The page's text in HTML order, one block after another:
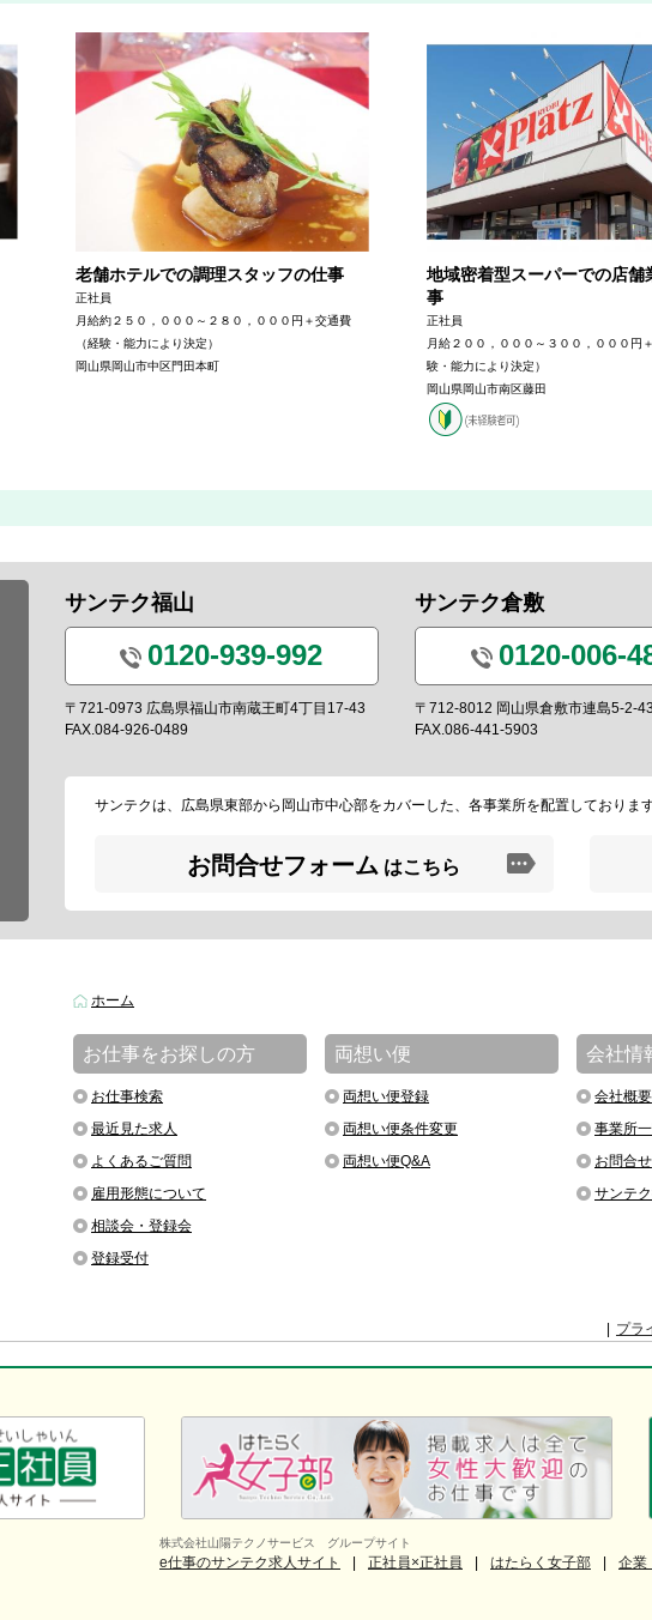
老舗ホテルでの調理スタッフの仕事
正社員
月給約２５０，０００～２８０，０００円＋交通費
（経験・能力により決定）
岡山県岡山市中区門田本町
地域密着型スーパーでの店舗
事
正社員
月給２００，０００～３００，０００円
験・能力により決定）
岡山県岡山市南区藤田
サンテク福山
0120-939-992
〒721-0973 広島県福山市南蔵王町4丁目17-43
FAX.084-926-0489
サンテク倉敷
0120-006-
〒712-8012 岡山県倉敷市連島5-2-43
FAX.086-441-5903
サンテクは、広島県東部から岡山市中心部をカバーした、各事業所を配置しておりま
お問合せフォーム はこちら
ホーム
お仕事をお探しの方
お仕事検索
最近見た求人
よくあるご質問
雇用形態について
相談会・登録会
登録受付
両想い便
両想い便登録
両想い便条件変更
両想い便Q&A
会社情
会社概要
事業所
お問合せ
サンテ
プラ
株式会社山陽テクノサービス グループサイト
e仕事のサンテク求人サイト 正社員×正社員 はたらく女子部 企業